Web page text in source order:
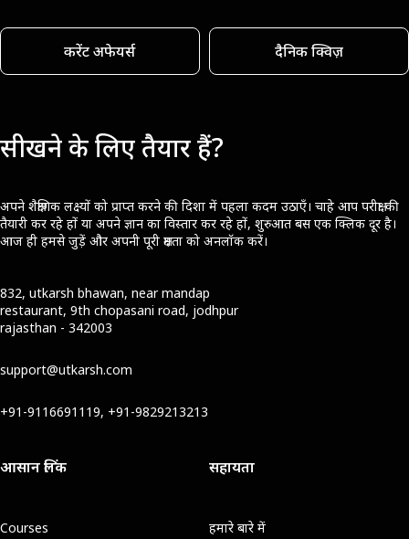
करेंट अफेयर्स दैनिक क्विज़
सीखने के लिए तैयार हैं?
अपने शैक्षणिक लक्ष्यों को प्राप्त करने की दिशा में पहला कदम उठाएँ। चाहे आप परीक्षा की
तैयारी कर रहे हों या अपने ज्ञान का विस्तार कर रहे हों, शुरुआत बस एक क्लिक दूर है।
आज ही हमसे जुड़ें और अपनी पूरी क्षमता को अनलॉक करें।
832, utkarsh bhawan, near mandap
restaurant, 9th chopasani road, jodhpur
rajasthan - 342003
support@utkarsh.com
+91-9116691119, +91-9829213213
आसान लिंक
Courses
सहायता
हमारे बारे में